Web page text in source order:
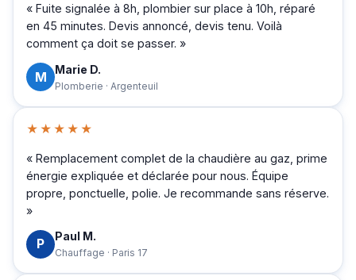
« Fuite signalée à 8h, plombier sur place à 10h, réparé
en 45 minutes. Devis annoncé, devis tenu. Voilà
comment ça doit se passer. »
M Marie D.
Plomberie · Argenteuil
★★★★★
« Remplacement complet de la chaudière au gaz, prime
énergie expliquée et déclarée pour nous. Équipe
propre, ponctuelle, polie. Je recommande sans réserve.
»
P Paul M.
Chauffage · Paris 17